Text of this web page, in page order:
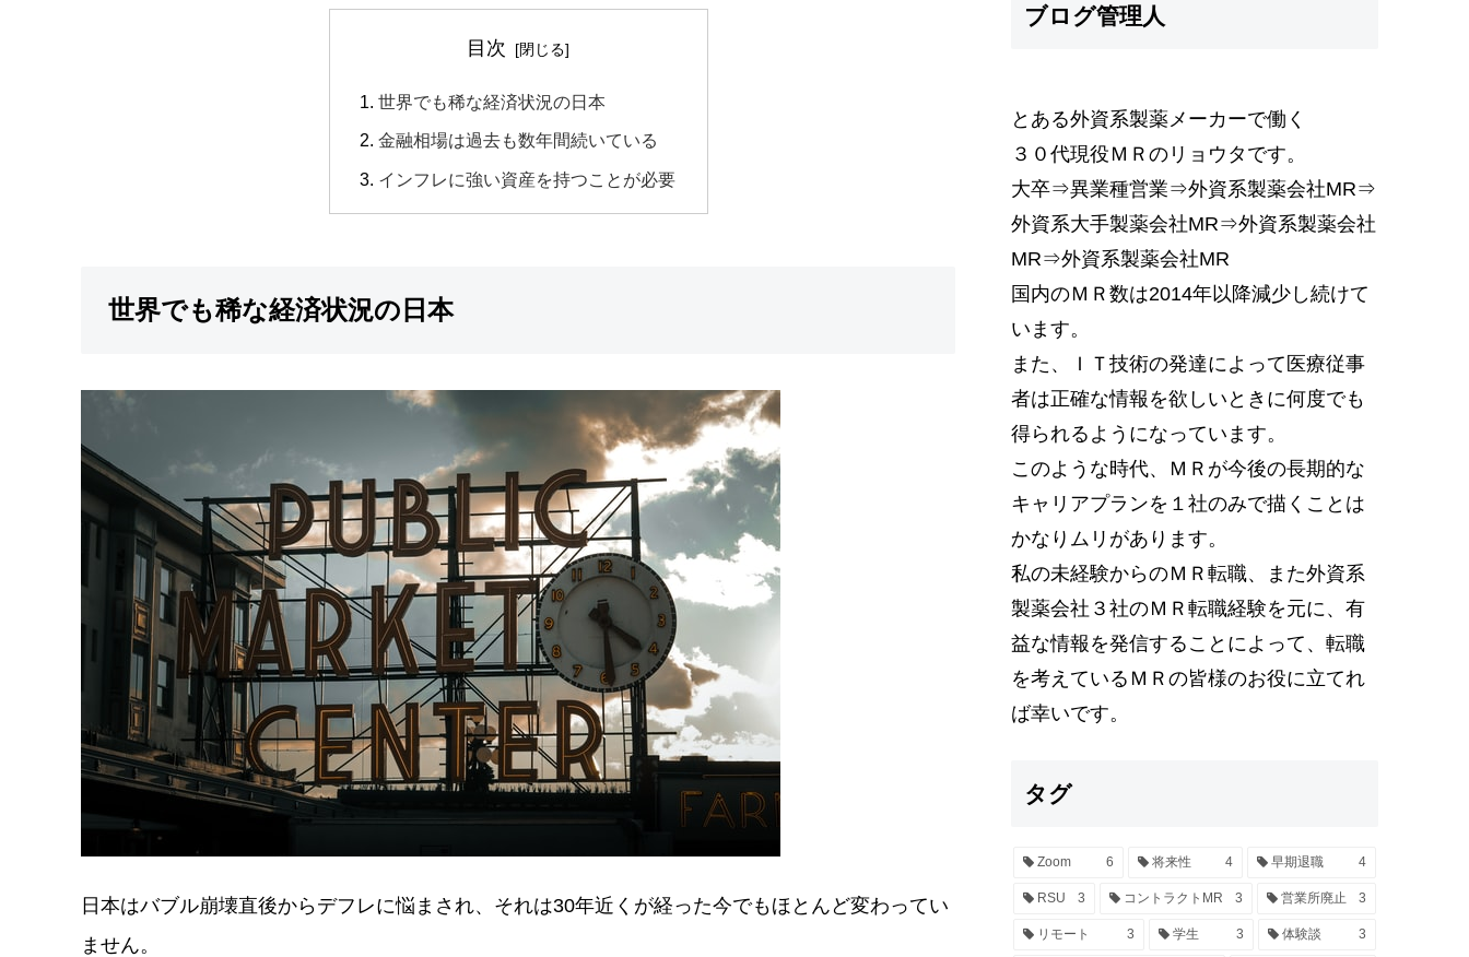
目次
世界でも稀な経済状況の日本
金融相場は過去も数年間続いている
インフレに強い資産を持つことが必要
世界でも稀な経済状況の日本
日本はバブル崩壊直後からデフレに悩まされ、それは30年近くが経った今でもほとんど変わってい
ません。
ブログ管理人
とある外資系製薬メーカーで働く
３０代現役ＭＲのリョウタです。
大卒⇒異業種営業⇒外資系製薬会社MR⇒
外資系大手製薬会社MR⇒外資系製薬会社
MR⇒外資系製薬会社MR
国内のＭＲ数は2014年以降減少し続けて
います。
また、ＩＴ技術の発達によって医療従事
者は正確な情報を欲しいときに何度でも
得られるようになっています。
このような時代、ＭＲが今後の長期的な
キャリアプランを１社のみで描くことは
かなりムリがあります。
私の未経験からのＭＲ転職、また外資系
製薬会社３社のＭＲ転職経験を元に、有
益な情報を発信することによって、転職
を考えているＭＲの皆様のお役に立てれ
ば幸いです。
タグ
Zoom 6 将来性 4 早期退職 4
RSU 3 コントラクトMR 3 営業所廃止 3
リモート 3 学生 3 体験談 3